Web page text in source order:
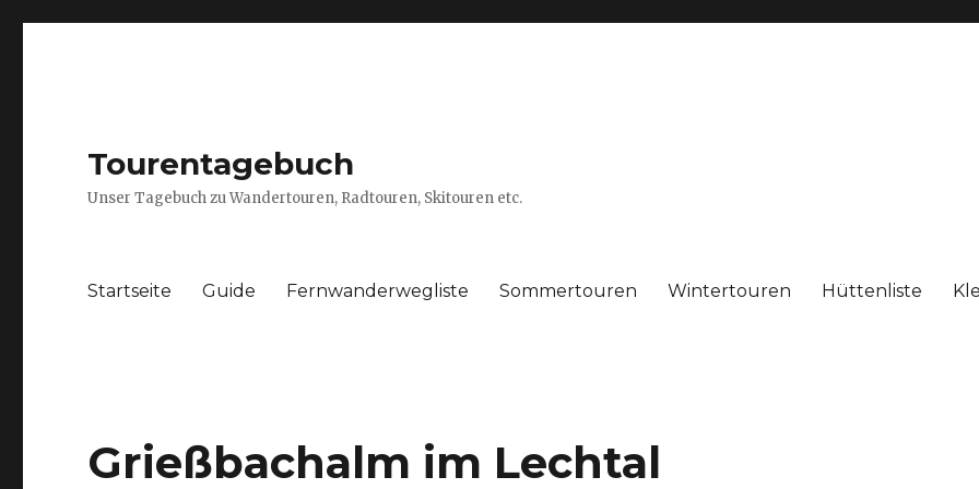
Tourentagebuch
Unser Tagebuch zu Wandertouren, Radtouren, Skitouren etc.
Startseite Guide Fernwanderwegliste Sommertouren Wintertouren Hüttenliste
Grießbachalm im Lechtal